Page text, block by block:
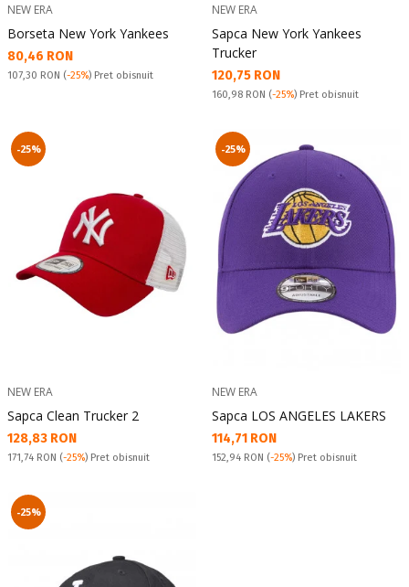
NEW ERA
Borseta New York Yankees
Текуща цена:
80,46 RON
Pret obisnuit:
107,30 RON (-25%) Pret obisnuit
NEW ERA
Sapca New York Yankees
Trucker
Текуща цена:
120,75 RON
Pret obisnuit:
160,98 RON (-25%) Pret obisnuit
-25%
NEW ERA
Sapca Clean Trucker 2
Текуща цена:
128,83 RON
Pret obisnuit:
171,74 RON (-25%) Pret obisnuit
-25%
NEW ERA
Sapca LOS ANGELES LAKERS
Текуща цена:
114,71 RON
Pret obisnuit:
152,94 RON (-25%) Pret obisnuit
-25%